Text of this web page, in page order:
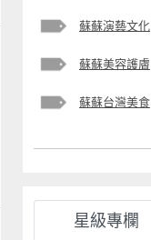
蘇蘇演藝文化
蘇蘇美容護膚
蘇蘇台灣美食
星級專欄